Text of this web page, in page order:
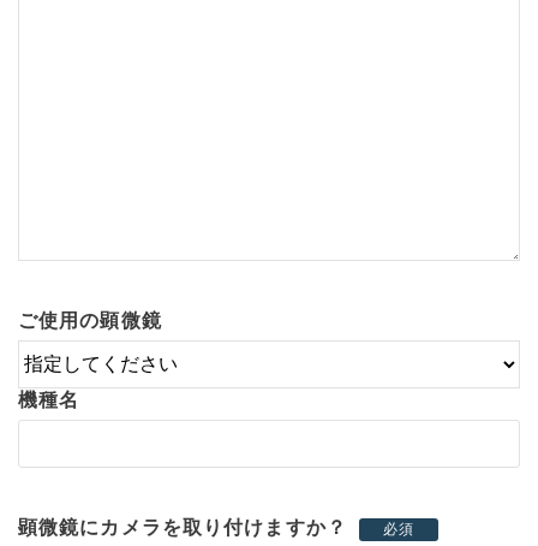
ご使用の顕微鏡
機種名
顕微鏡にカメラを取り付けますか？ 必須